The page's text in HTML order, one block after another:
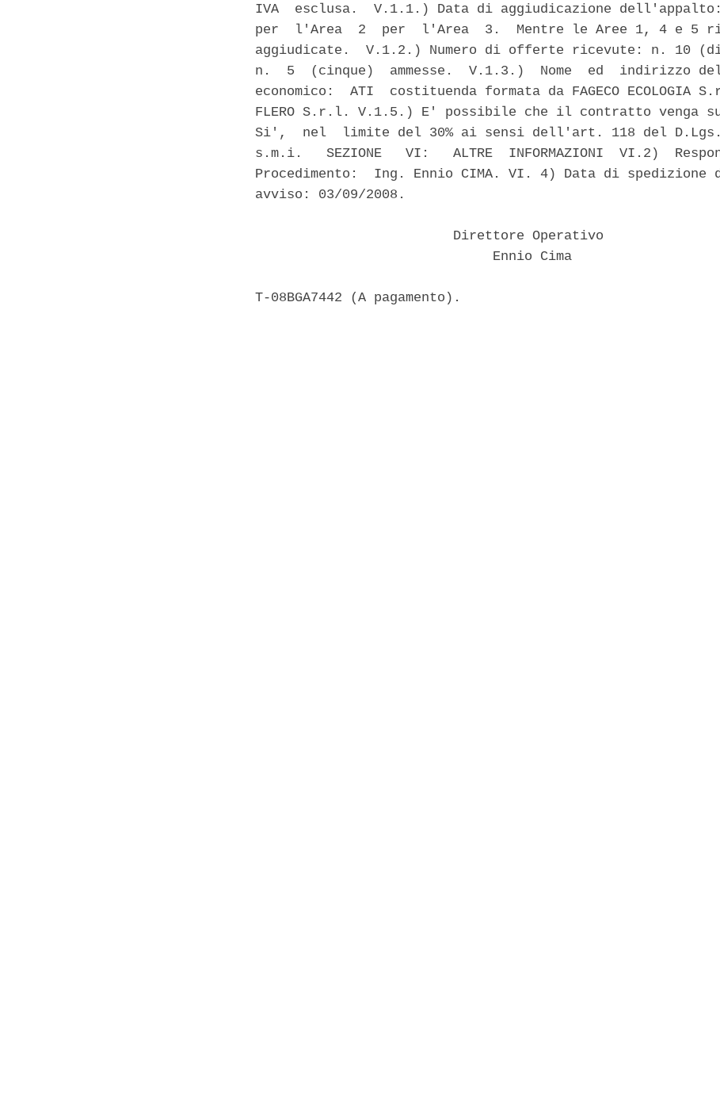
IVA  esclusa.  V.1.1.) Data di aggiudicazione dell'appalto:
per  l'Area  2  per  l'Area  3.  Mentre le Aree 1, 4 e 5
aggiudicate.  V.1.2.) Numero di offerte ricevute: n. 10
n.  5  (cinque)  ammesse.  V.1.3.)  Nome  ed  indirizzo
economico:  ATI  costituenda formata da FAGECO ECOLOGIA
FLERO S.r.l. V.1.5.) E' possibile che il contratto venga
Si',  nel  limite del 30% ai sensi dell'art. 118 del D.Lgs.
s.m.i.   SEZIONE   VI:   ALTRE  INFORMAZIONI  VI.2)
Procedimento:  Ing. Ennio CIMA. VI. 4) Data di spedizione
avviso: 03/09/2008.
                         Direttore Operativo
                              Ennio Cima